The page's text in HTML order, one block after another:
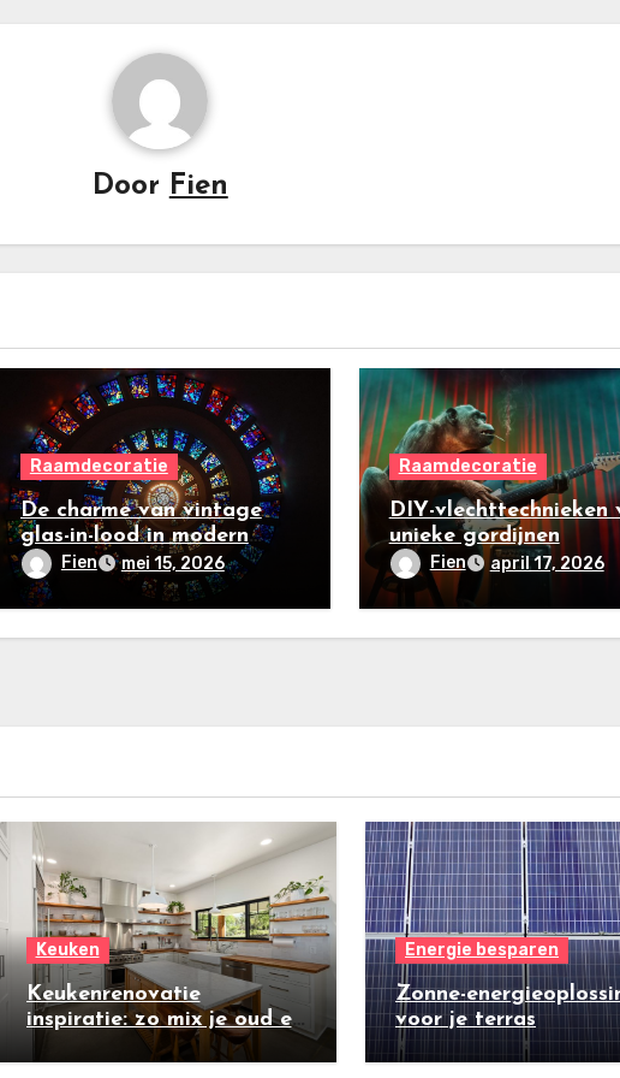
Door Fien
Raamdecoratie
De charme van vintage
glas-in-lood in modern
raamdesign
Fien mei 15, 2026
Raamdecoratie
DIY-vlechttechnieken
unieke gordijnen
Fien april 17, 2026
Keuken
Keukenrenovatie
inspiratie: zo mix je oud en
Energie besparen
Zonne-
voor je terras